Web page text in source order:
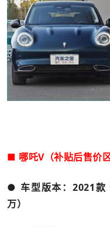
■ 哪吒V（补贴后售价
● 车型版本：2021款
万）